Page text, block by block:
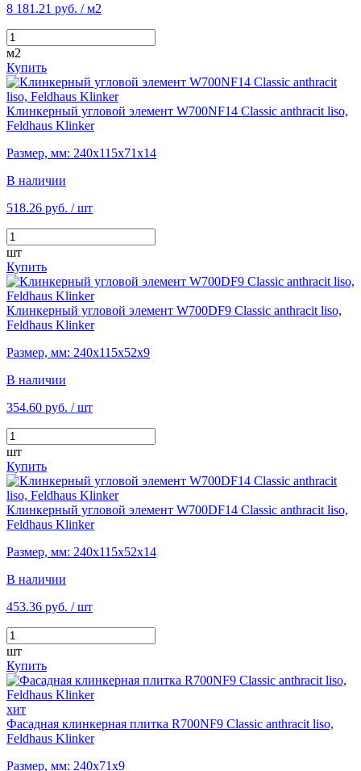
8 181.21 руб. / м2
м2
Купить
Клинкерный угловой элемент W700NF14 Classic anthracit liso,
Feldhaus Klinker
Размер, мм: 240х115х71х14
В наличии
518.26 руб. / шт
шт
Купить
Клинкерный угловой элемент W700DF9 Classic anthracit liso,
Feldhaus Klinker
Размер, мм: 240х115х52х9
В наличии
354.60 руб. / шт
шт
Купить
Клинкерный угловой элемент W700DF14 Classic anthracit liso,
Feldhaus Klinker
Размер, мм: 240х115х52х14
В наличии
453.36 руб. / шт
шт
Купить
хит
Фасадная клинкерная плитка R700NF9 Classic anthracit liso,
Feldhaus Klinker
Размер, мм: 240х71х9